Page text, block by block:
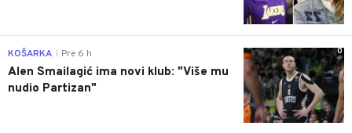
0
KOŠARKA Pre 6 h
Alen Smailagić ima novi klub: "Više mu
nudio Partizan"